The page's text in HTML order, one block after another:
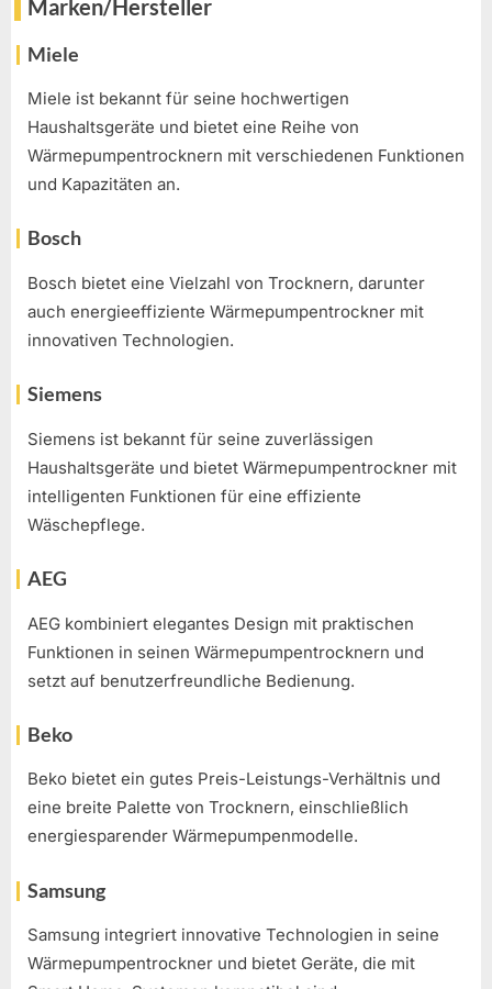
Marken/Hersteller
Miele
Miele ist bekannt für seine hochwertigen
Haushaltsgeräte und bietet eine Reihe von
Wärmepumpentrocknern mit verschiedenen Funktionen
und Kapazitäten an.
Bosch
Bosch bietet eine Vielzahl von Trocknern, darunter
auch energieeffiziente Wärmepumpentrockner mit
innovativen Technologien.
Siemens
Siemens ist bekannt für seine zuverlässigen
Haushaltsgeräte und bietet Wärmepumpentrockner mit
intelligenten Funktionen für eine effiziente
Wäschepflege.
AEG
AEG kombiniert elegantes Design mit praktischen
Funktionen in seinen Wärmepumpentrocknern und
setzt auf benutzerfreundliche Bedienung.
Beko
Beko bietet ein gutes Preis-Leistungs-Verhältnis und
eine breite Palette von Trocknern, einschließlich
energiesparender Wärmepumpenmodelle.
Samsung
Samsung integriert innovative Technologien in seine
Wärmepumpentrockner und bietet Geräte, die mit